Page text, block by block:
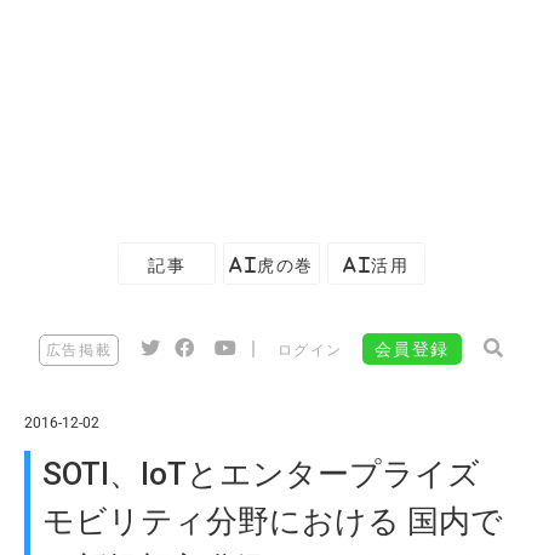
記事 AI虎の巻 AI活用
広告掲載 ログイン 会員登録
2016-12-02
SOTI、IoTとエンタープライズ
モビリティ分野における 国内で